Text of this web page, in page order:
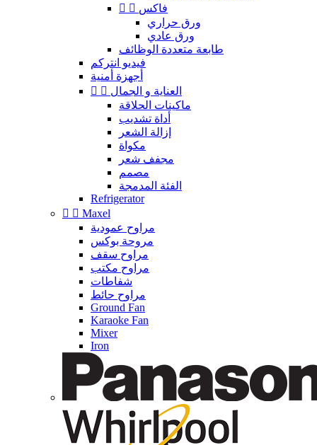
  فاكس
ورق حراري
ورق عادي
طابعة متعددة الوظائف
فيديو انتركم
أجهزة أمنية
  العناية و الجمال
ماكينات الحلاقة
أداة تشديب
إزالة الشعر
مكواة
مجفف شعر
مصمم
الفئة المدمجة
Refrigerator
  Maxel
مراوح عمودية
مروحة بوكس
مراوح سقف
مراوح مكتب
شفاطات
مراوح حائط
Ground Fan
Karaoke Fan
Mixer
Iron